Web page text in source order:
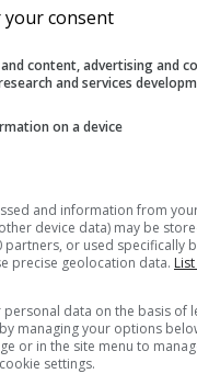
certaines régions et
peuvent être assez
sont les phénomènes El
présentés ici sont
: le Centre européen
prévisions
National Center of
Environmental
(NCEP/NOAA), le Service
your consent
content, advertising and
and services
on a device
and information from
device data) may be
partners, or used specifically
precise geolocation data.
data on the basis of
managing your options
or in the site menu to
settings.